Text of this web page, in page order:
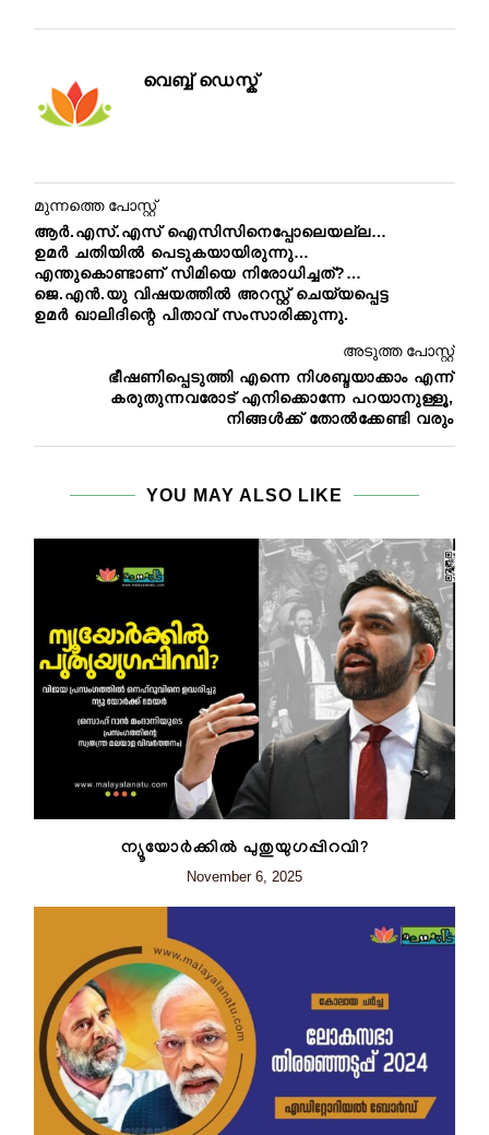
വെബ്ബ് ഡെസ്ക്
മുന്നത്തെ പോസ്റ്റ്
ആര്‍.എസ്.എസ് ഐസിസിനെപ്പോലെയല്ല…
ഉമര്‍ ചതിയില്‍ പെടുകയായിരുന്നു…
എന്തുകൊണ്ടാണ് സിമിയെ നിരോധിച്ചത്?…
ജെ.എന്‍.യു വിഷയത്തില്‍ അറസ്റ്റ് ചെയ്യപ്പെട്ട
ഉമര്‍ ഖാലിദിന്റെ പിതാവ് സംസാരിക്കുന്നു.
അടുത്ത പോസ്റ്റ്
ഭീഷണിപ്പെടുത്തി എന്നെ നിശബ്ദയാക്കാം എന്ന്
കരുതുന്നവരോട് എനിക്കൊന്നേ പറയാനുള്ളൂ,
നിങ്ങള്‍ക്ക് തോല്‍ക്കേണ്ടി വരും
YOU MAY ALSO LIKE
ന്യൂയോര്‍ക്കില്‍ പുതുയുഗപ്പിറവി?
November 6, 2025